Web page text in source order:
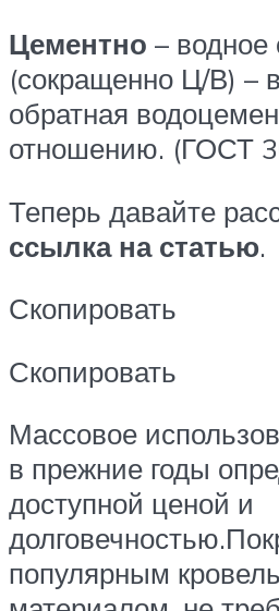
Цементно –
(сокращенно Ц/В) –
обратная
отношению. (ГОСТ
Теперь давайте
ссылка на статью.
Скопировать
Скопировать
Массовое
в прежние годы
доступной ценой и
популярным